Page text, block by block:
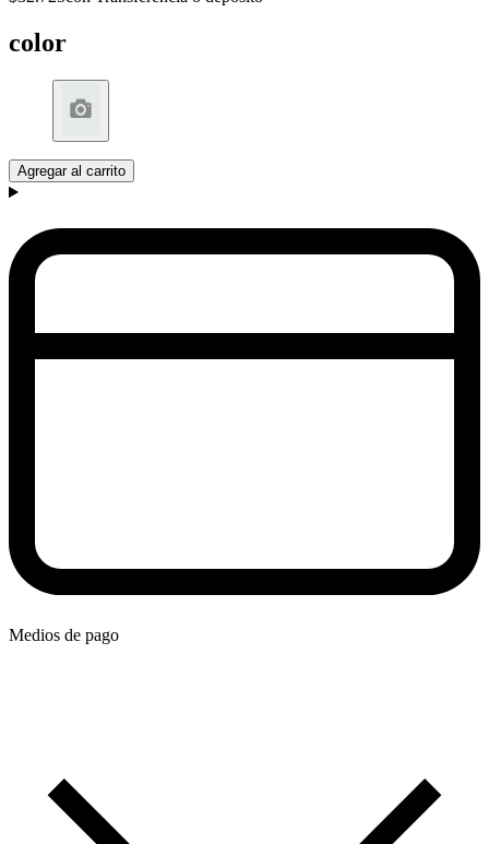
color
Agregar al carrito
Medios de pago